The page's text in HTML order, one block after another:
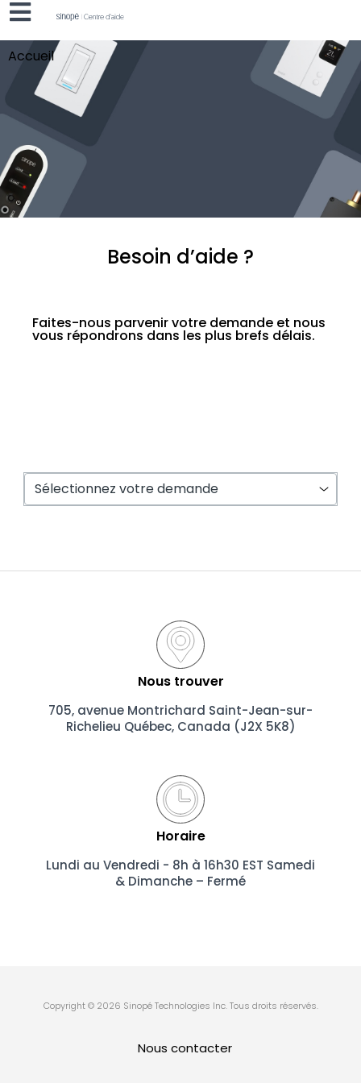
Accueil
Besoin d’aide ?
Faites-nous parvenir votre demande et nous
vous répondrons dans les plus brefs délais.
Nous trouver
705, avenue Montrichard Saint-Jean-sur-
Richelieu Québec, Canada (J2X 5K8)
Horaire
Lundi au Vendredi - 8h à 16h30 EST Samedi
& Dimanche – Fermé
Copyright © 2026 Sinopé Technologies Inc. Tous droits réservés.
Nous contacter